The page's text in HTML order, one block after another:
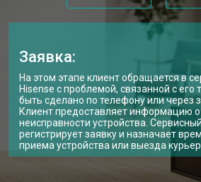
Заявка:
На этом этапе клиент обращается в
Hisense с проблемой, связанной с его
быть сделано по телефону или через
Клиент предоставляет информацию о
неисправности устройства.
регистрирует заявку и назначает
приема устройства или выезда